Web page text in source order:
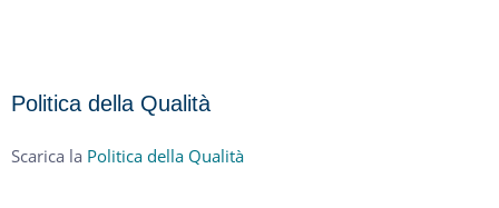
Politica della Qualità
Scarica la Politica della Qualità